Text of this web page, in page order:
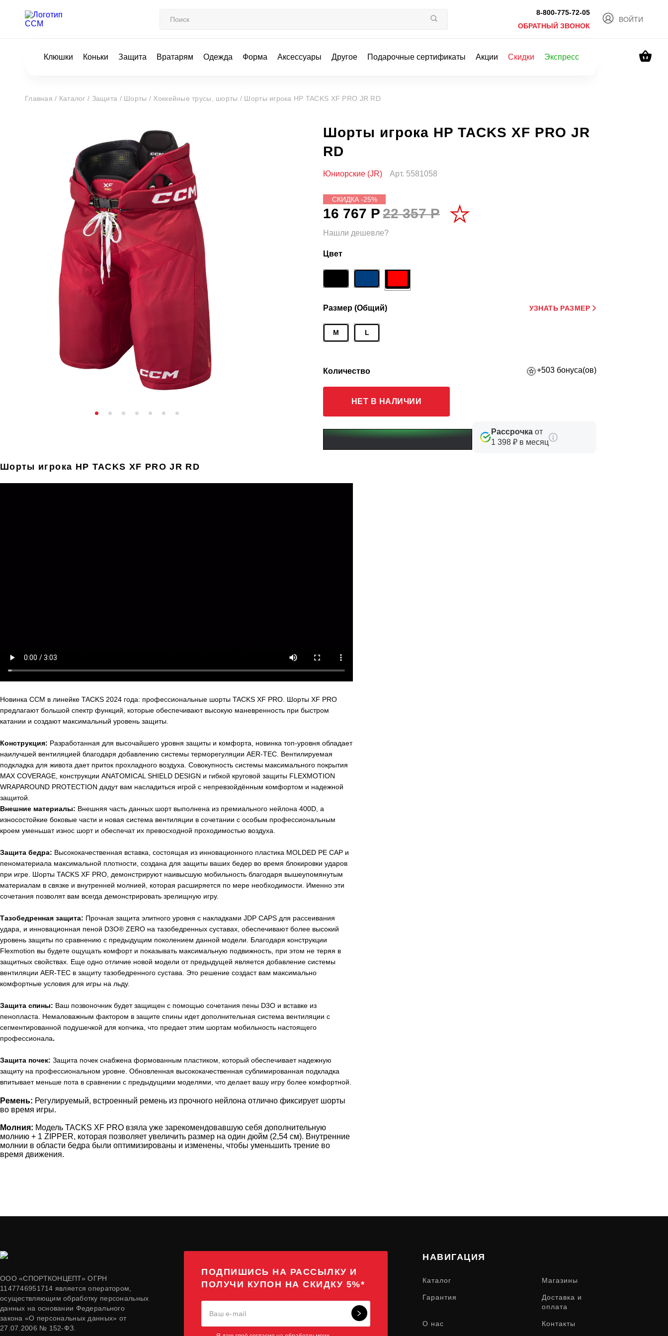
8-800-775-72-05
ОБРАТНЫЙ ЗВОНОК
ВОЙТИ
Клюшки Коньки Защита Вратарям Одежда Форма Аксессуары Другое Подарочные сертификаты Акции Скидки Экспресс
Главная / Каталог / Защита / Шорты / Хоккейные трусы, шорты / Шорты игрока HP TACKS XF PRO JR RD
Шорты игрока HP TACKS XF PRO JR
RD
Юниорские (JR) Арт. 5581058
СКИДКА -25%
16 767 Р22 357 Р
Нашли дешевле?
Цвет
Размер (Общий) УЗНАТЬ РАЗМЕР
M L
Количество +503 бонуса(ов)
НЕТ В НАЛИЧИИ
Рассрочка от
1 398 ₽ в месяц
Шорты игрока HP TACKS XF PRO JR RD
Новинка CCM в линейке TACKS 2024 года: профессиональные шорты TACKS XF PRO. Шорты XF PRO
предлагают большой спектр функций, которые обеспечивают высокую маневренность при быстром
катании и создают максимальный уровень защиты.
Конструкция: Разработанная для высочайшего уровня защиты и комфорта, новинка топ-уровня обладает
наилучшей вентиляцией благодаря добавлению системы терморегуляции AER-TEC. Вентилируемая
подкладка для живота дает приток прохладного воздуха. Совокупность системы максимального покрытия
MAX COVERAGE, конструкции ANATOMICAL SHIELD DESIGN и гибкой круговой защиты FLEXMOTION
WRAPAROUND PROTECTION дадут вам насладиться игрой с непревзойдённым комфортом и надежной
защитой.
Внешние материалы: Внешняя часть данных шорт выполнена из премиального нейлона 400D, а
износостойкие боковые части и новая система вентиляции в сочетании с особым профессиональным
кроем уменьшат износ шорт и обеспечат их превосходной проходимостью воздуха.
Защита бедра: Высококачественная вставка, состоящая из инновационного пластика MOLDED PE CAP и
пеноматериала максимальной плотности, создана для защиты ваших бедер во время блокировки ударов
при игре. Шорты TACKS XF PRO, демонстрируют наивысшую мобильность благодаря вышеупомянутым
материалам в связке и внутренней молнией, которая расширяется по мере необходимости. Именно эти
сочетания позволят вам всегда демонстрировать зрелищную игру.
Тазобедренная защита: Прочная защита элитного уровня с накладками JDP CAPS для рассеивания
удара, и инновационная пеной D3O® ZERO на тазобедренных суставах, обеспечивают более высокий
уровень защиты по сравнению с предыдущим поколением данной модели. Благодаря конструкции
Flexmotion вы будете ощущать комфорт и показывать максимальную подвижность, при этом не теряя в
защитных свойствах. Еще одно отличие новой модели от предыдущей является добавление системы
вентиляции AER-TEC в защиту тазобедренного сустава. Это решение создаст вам максимально
комфортные условия для игры на льду.
Защита спины: Ваш позвоночник будет защищен с помощью сочетания пены D3O и вставке из
пенопласта. Немаловажным фактором в защите спины идет дополнительная система вентиляции с
сегментированной подушечкой для копчика, что предает этим шортам мобильность настоящего
профессионала.
Защита почек: Защита почек снабжена формованным пластиком, который обеспечивает надежную
защиту на профессиональном уровне. Обновленная высококачественная сублимированная подкладка
впитывает меньше пота в сравнении с предыдущими моделями, что делает вашу игру более комфортной.
Ремень: Регулируемый, встроенный ремень из прочного нейлона отлично фиксирует шорты
во время игры.
Молния: Модель TACKS XF PRO взяла уже зарекомендовавшую себя дополнительную
молнию + 1 ZIPPER, которая позволяет увеличить размер на один дюйм (2,54 см). Внутренние
молнии в области бедра были оптимизированы и изменены, чтобы уменьшить трение во
время движения.
ООО «СПОРТКОНЦЕПТ» ОГРН
1147746951714 является оператором,
осуществляющим обработку персональных
данных на основании Федерального
закона «О персональных данных» от
27.07.2006 № 152-ФЗ.
ПОДПИШИСЬ НА РАССЫЛКУ И
ПОЛУЧИ КУПОН НА СКИДКУ 5%*
НАВИГАЦИЯ
Каталог Магазины
Гарантия
Доставка и
оплата
О нас Контакты